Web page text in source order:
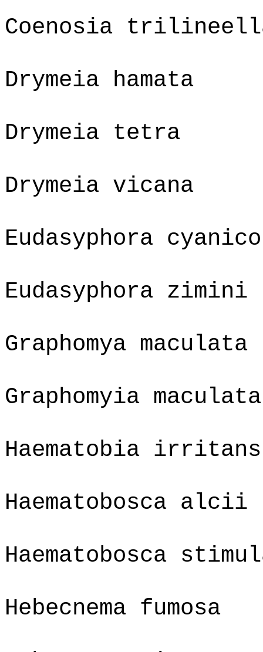
Coenosia
Drymeia hamata
Drymeia tetra
Drymeia vicana
Eudasyphora
Eudasyphora zimini
Graphomya maculata
Graphomyia maculata
Haematobia irritans
Haematobosca alcii
Haematobosca
Hebecnema fumosa